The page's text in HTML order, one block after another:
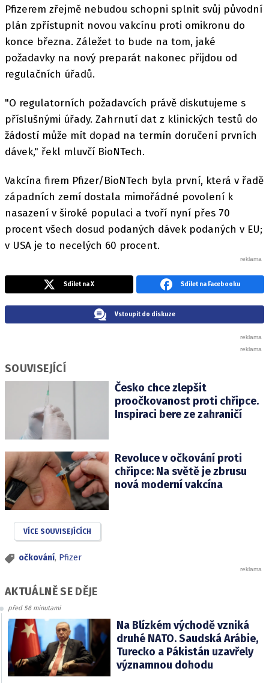
Pfizerem zřejmě nebudou schopni splnit svůj původní
plán zpřístupnit novou vakcínu proti omikronu do
konce března. Záležet to bude na tom, jaké
požadavky na nový preparát nakonec přijdou od
regulačních úřadů.
"O regulatorních požadavcích právě diskutujeme s
příslušnými úřady. Zahrnutí dat z klinických testů do
žádostí může mít dopad na termín doručení prvních
dávek," řekl mluvčí BioNTech.
Vakcína firem Pfizer/BioNTech byla první, která v řadě
západních zemí dostala mimořádné povolení k
nasazení v široké populaci a tvoří nyní přes 70
procent všech dosud podaných dávek podaných v EU;
v USA je to necelých 60 procent.
Sdílet na X Sdílet na Facebooku
Vstoupit do diskuze
SOUVISEJÍCÍ
Česko chce zlepšit
proočkovanost proti chřipce.
Inspiraci bere ze zahraničí
Revoluce v očkování proti
chřipce: Na světě je zbrusu
nová moderní vakcína
VÍCE SOUVISEJÍCÍCH
očkování, Pfizer
AKTUÁLNĚ SE DĚJE
před 56 minutami
Na Blízkém východě vzniká
druhé NATO. Saudská Arábie,
Turecko a Pákistán uzavřely
významnou dohodu